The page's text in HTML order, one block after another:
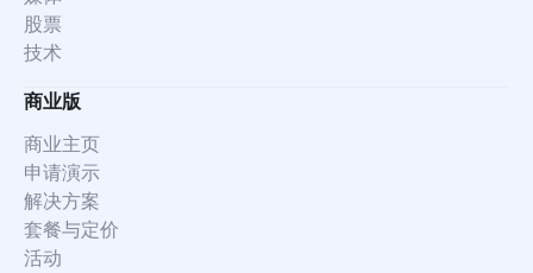
股票
技术
商业版
商业主页
申请演示
解决方案
套餐与定价
活动